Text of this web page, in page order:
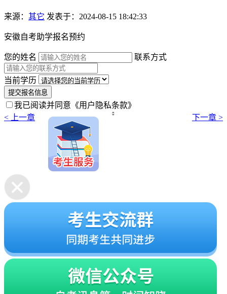
来源： 其它 发表于：2024-08-15 18:42:33
安徽自考助学报名预约
您的姓名 联系方式
当前学历
提交报名信息
我已阅读并同意 《用户隐私条款》
< 上一章
 下一章 >